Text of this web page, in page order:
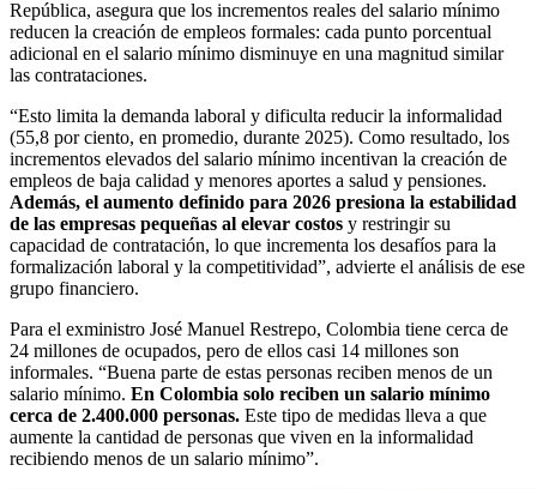
República, asegura que los incrementos reales del salario mínimo
reducen la creación de empleos formales: cada punto porcentual
adicional en el salario mínimo disminuye en una magnitud similar
las contrataciones.
“Esto limita la demanda laboral y dificulta reducir la informalidad
(55,8 por ciento, en promedio, durante 2025). Como resultado, los
incrementos elevados del salario mínimo incentivan la creación de
empleos de baja calidad y menores aportes a salud y pensiones.
Además, el aumento definido para 2026 presiona la estabilidad
de las empresas pequeñas al elevar costos y restringir su
capacidad de contratación, lo que incrementa los desafíos para la
formalización laboral y la competitividad”, advierte el análisis de ese
grupo financiero.
Para el exministro José Manuel Restrepo, Colombia tiene cerca de
24 millones de ocupados, pero de ellos casi 14 millones son
informales. “Buena parte de estas personas reciben menos de un
salario mínimo. En Colombia solo reciben un salario mínimo
cerca de 2.400.000 personas. Este tipo de medidas lleva a que
aumente la cantidad de personas que viven en la informalidad
recibiendo menos de un salario mínimo”.